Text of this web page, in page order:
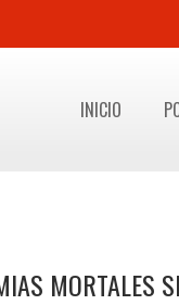
INICIO
MORTALES